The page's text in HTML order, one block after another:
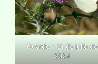
Guardo – 31 de julio de
2024